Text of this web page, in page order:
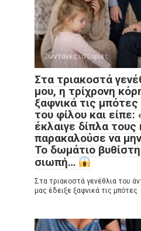
Ζωντανές ιστορίες
Στα τριακοστά
μου, η τρίχρονη
ξαφνικά τις
του φίλου και
έκλαιγε δίπλα τους
παρακαλούσε να
Το δωμάτιο
σιωπή…
Στα τριακοστά γενέθλια του
μας έδειξε ξαφνικά τις μπότες